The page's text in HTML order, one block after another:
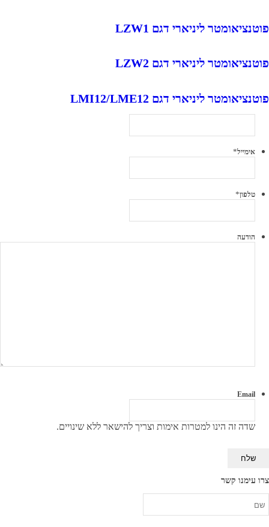
פוטנציאומטר ליניארי דגם LZW1
פוטנציאומטר ליניארי דגם LZW2
פוטנציאומטר ליניארי דגם LMI12/LME12
אימייל*
טלפון*
הודעה
Email
שדה זה הינו למטרות אימות וצריך להישאר ללא שינויים.
צרו עימנו קשר